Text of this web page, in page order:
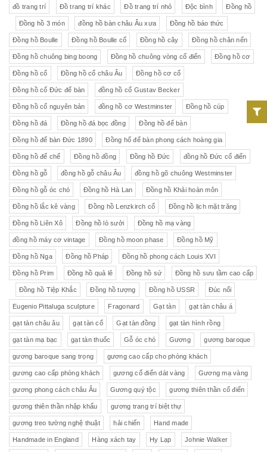
đồ trang trí Đồ trang trí khác Đồ trang trí nhỏ Độc bình Đồng hồ
Đồng hồ 3 món đồng hồ bàn châu Âu xưa Đồng hồ báo thức
Đồng hồ Boulle Đồng hồ Boulle cổ Đồng hồ cây Đồng hồ chân nến
Đồng hồ chuông bing boong Đồng hồ chuông vòng cổ điển Đồng hồ cơ
Đồng hồ cổ Đồng hồ cổ châu Âu Đồng hồ cơ cổ
Đồng hồ cổ Đức để bàn đồng hồ cổ Gustav Becker
Đồng hồ cổ nguyên bản đồng hồ cơ Westminster Đồng hồ cúp
Đồng hồ đá Đồng hồ đá bọc đồng Đồng hồ để bàn
Đồng hồ để bàn Đức 1890 Đồng hổ để bàn phong cách hoàng gia
Đồng hồ đế chế Đồng hồ đồng Đồng hồ Đức đồng hồ Đức cổ điển
Đồng hồ gỗ đồng hồ gỗ châu Âu đồng hồ gõ chuông Westminster
Đồng hồ gỗ óc chó Đồng hồ Hà Lan Đồng hồ Khải hoàn môn
Đồng hồ lắc kê vàng Đồng hồ Lenzkirch cổ Đồng hồ lịch mặt trăng
Đồng hồ Liên Xô Đồng hồ lò sưởi Đồng hồ mạ vàng
đồng hồ máy cơ vintage Đồng hồ moon phase Đồng hồ Mỹ
Đồng hồ Nga Đồng hồ Pháp Đồng hồ phong cách Louis XVI
Đồng hồ Prim Đồng hồ quả lê Đồng hồ sứ Đồng hồ sưu tầm cao cấp
Đồng hồ Tiệp Khắc Đồng hồ tượng Đồng hồ USSR Đúc nổi
Eugenio Pittaluga sculpture Fragonard Gạt tàn gạt tàn châu á
gạt tàn châu âu gạt tàn cổ Gạt tàn đồng gạt tàn hình rồng
gạt tàn mạ bạc gạt tàn thuốc Gỗ óc chó Gương gương baroque
gương baroque sang trọng gương cao cấp cho phòng khách
gương cao cấp phòng khách gương cổ điển dát vàng Gương mạ vàng
gương phong cách châu Âu Gương quý tộc gương thiên thần cổ điển
gương thiên thần nhập khẩu gương trang trí biệt thự
gương treo tường nghệ thuật hải chiến Hand made
Handmade in England Hàng xách tay Hy Lạp Johnie Walker